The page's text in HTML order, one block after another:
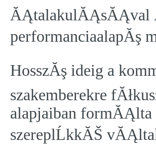
ĂĄtalakulĂĄsĂĄval
performanciaalapĂş
HosszĂş ideig a
szakemberekre
alapjaiban
szereplĹkkĂŠ